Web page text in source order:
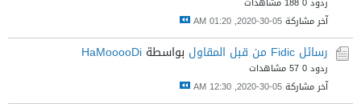
آخر مشاركة05-30-2020, 01:20 AM
رسائل Fidic من قبل المقاول بواسطة HaMooooDi
ردود 0
57 مشاهدات
آخر مشاركة05-30-2020, 12:30 AM